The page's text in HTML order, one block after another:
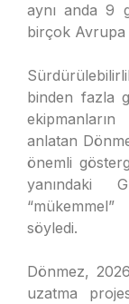
aynı anda 9
birçok Avrupa
binden fazla
anlatan
önemli
yanındaki
söyledi.
Dönmez,
uzatma